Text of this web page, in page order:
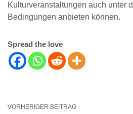
Kulturveranstaltungen auch unter
Bedingungen anbieten können.
Spread the love
VORHERIGER BEITRAG